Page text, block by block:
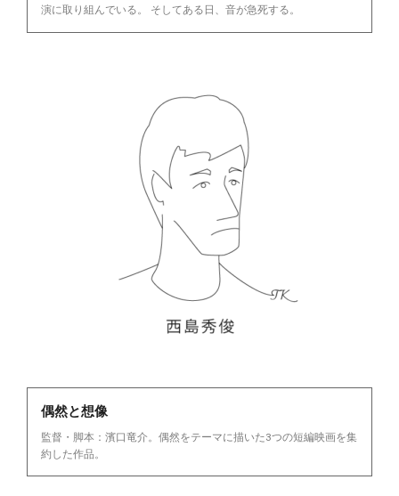
演に取り組んでいる。 そしてある日、音が急死する。
偶然と想像
監督・脚本：濱口竜介。偶然をテーマに描いた3つの短編映画を集
約した作品。